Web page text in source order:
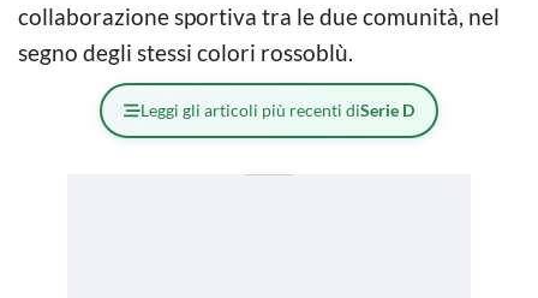
collaborazione sportiva tra le due comunità, nel
segno degli stessi colori rossoblù.
Leggi gli articoli più recenti diSerie D